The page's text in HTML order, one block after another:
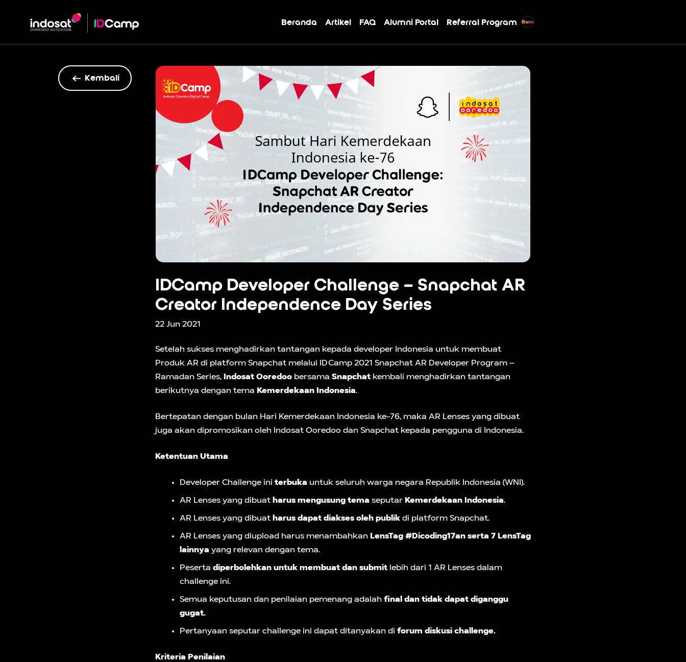
Beranda Artikel FAQ Alumni Portal Referral Program Baru
Kembali
IDCamp Developer Challenge – Snapchat AR
Creator Independence Day Series
22 Jun 2021
Setelah sukses menghadirkan tantangan kepada developer Indonesia untuk membuat
Produk AR di platform Snapchat melalui IDCamp 2021 Snapchat AR Developer Program –
Ramadan Series, Indosat Ooredoo bersama Snapchat kembali menghadirkan tantangan
berikutnya dengan tema Kemerdekaan Indonesia.
Bertepatan dengan bulan Hari Kemerdekaan Indonesia ke-76, maka AR Lenses yang dibuat
juga akan dipromosikan oleh Indosat Ooredoo dan Snapchat kepada pengguna di Indonesia.
Ketentuan Utama
Developer Challenge ini terbuka untuk seluruh warga negara Republik Indonesia (WNI).
AR Lenses yang dibuat harus mengusung tema seputar Kemerdekaan Indonesia.
AR Lenses yang dibuat harus dapat diakses oleh publik di platform Snapchat.
AR Lenses yang diupload harus menambahkan LensTag #Dicoding17an serta 7 LensTag
lainnya yang relevan dengan tema.
Peserta diperbolehkan untuk membuat dan submit lebih dari 1 AR Lenses dalam
challenge ini.
Semua keputusan dan penilaian pemenang adalah final dan tidak dapat diganggu
gugat.
Pertanyaan seputar challenge ini dapat ditanyakan di forum diskusi challenge.
Kriteria Penilaian